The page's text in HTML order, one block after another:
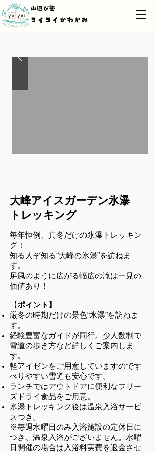
山遊び塾
ヨイヨイかわかみ
大峰アイスガーデン氷瀑
トレッキング
毎年恒例、真冬だけの氷瀑トレッキン
グ！
知る人ぞ知る“大峰の氷瀑”を訪ねま
す。
屏風のように広がる幅広の滝は一見の
価値あり！
【ポイント】
厳冬の時期だけの景色“氷瀑”を訪ねま
す。
経験豊富なガイドが同行。少人数制で
雪道の歩き方など詳しくご案内しま
す。
軽アイゼンをご用意していますのです
べりやすい雪道も安心です。
ランチではアウトドアに便利なフリー
ズドライ食品をご用意。
氷瀑トレッキング後は温泉入浴サービ
スつき。
※毎週水曜日のみ入浴施設の定休日に
つき、温泉入浴がございません。水曜
日開催の場合は入浴料実費を返金させ